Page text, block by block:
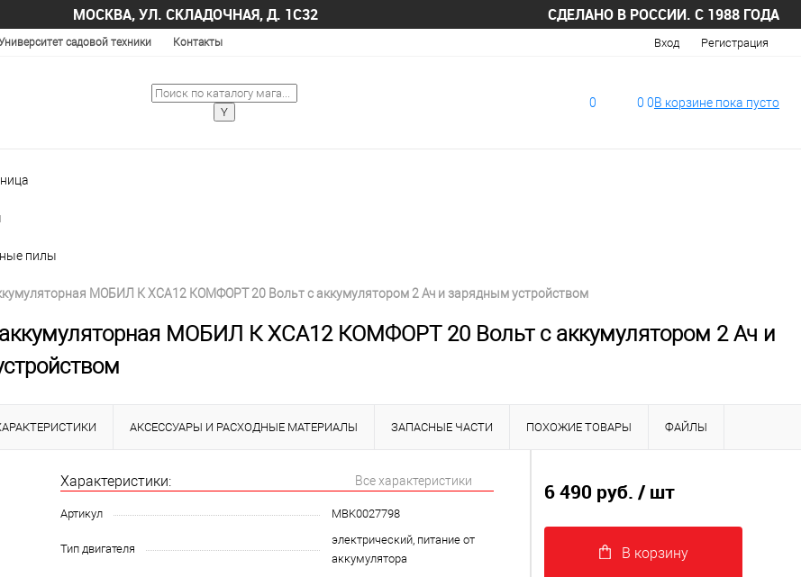
МОСКВА, УЛ. СКЛАДОЧНАЯ, Д. 1С32 СДЕЛАНО В РОССИИ. С 1988 ГОДА
садовой техники Контакты Вход Регистрация
0 0 0В корзине пока пусто
пилы
МОБИЛ К XCA12 КОМФОРТ 20 Вольт с аккумулятором 2 Ач и зарядным устройством
МОБИЛ К XCA12 КОМФОРТ 20 Вольт с аккумулятором 2 Ач и
АКСЕССУАРЫ И РАСХОДНЫЕ МАТЕРИАЛЫ ЗАПАСНЫЕ ЧАСТИ ПОХОЖИЕ ТОВАРЫ ФАЙЛЫ
Характеристики: Все характеристики
Артикул MBK0027798
Тип двигателя
электрический, питание от
аккумулятора
6 490 руб. / шт
В корзину